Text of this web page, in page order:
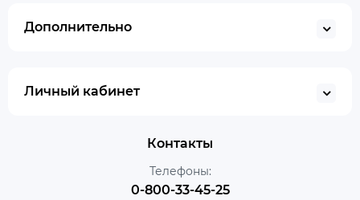
Дополнительно
Личный кабинет
Контакты
Телефоны:
0-800-33-45-25